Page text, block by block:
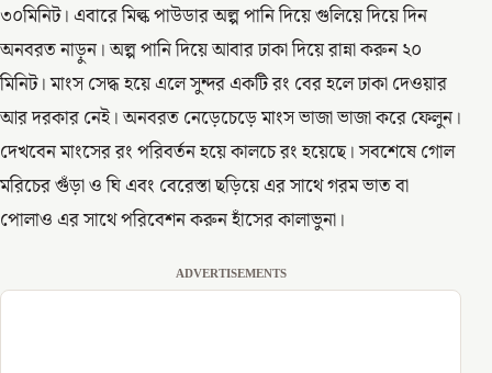
৩০মিনিট। এবারে মিল্ক পাউডার অল্প পানি দিয়ে গুলিয়ে দিয়ে দিন
অনবরত নাড়ুন। অল্প পানি দিয়ে আবার ঢাকা দিয়ে রান্না করুন ২০
মিনিট। মাংস সেদ্ধ হয়ে এলে সুন্দর একটি রং বের হলে ঢাকা দেওয়ার
আর দরকার নেই। অনবরত নেড়েচেড়ে মাংস ভাজা ভাজা করে ফেলুন।
দেখবেন মাংসের রং পরিবর্তন হয়ে কালচে রং হয়েছে। সবশেষে গোল
মরিচের গুঁড়া ও ঘি এবং বেরেস্তা ছড়িয়ে এর সাথে গরম ভাত বা
পোলাও এর সাথে পরিবেশন করুন হাঁসের কালাভুনা।
ADVERTISEMENTS